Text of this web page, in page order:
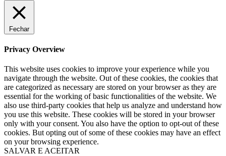
Fechar
Privacy Overview
This website uses cookies to improve your experience while you
navigate through the website. Out of these cookies, the cookies that
are categorized as necessary are stored on your browser as they are
essential for the working of basic functionalities of the website. We
also use third-party cookies that help us analyze and understand how
you use this website. These cookies will be stored in your browser
only with your consent. You also have the option to opt-out of these
cookies. But opting out of some of these cookies may have an effect
on your browsing experience.
SALVAR E ACEITAR